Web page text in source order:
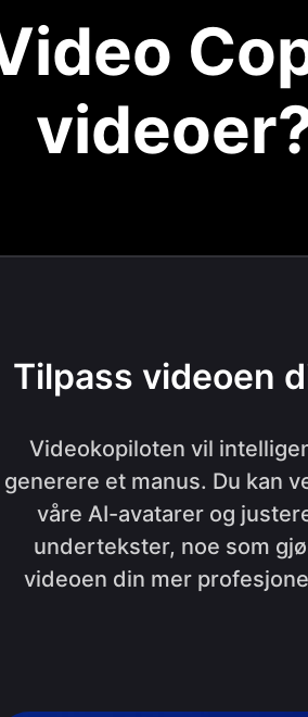
Tilpass videoen
Videokopiloten vil
generere et manus. Du kan
våre AI-avatarer og
undertekster, noe som
videoen din mer